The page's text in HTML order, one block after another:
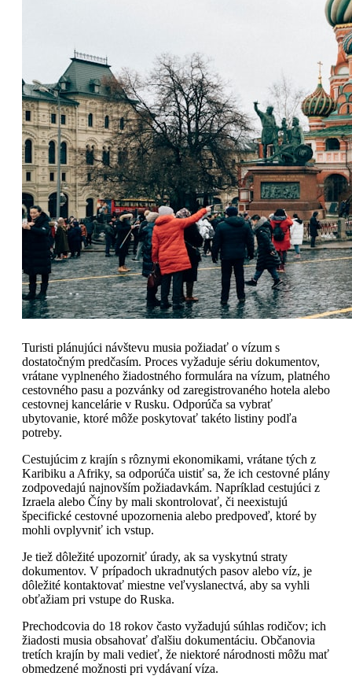
Turisti plánujúci návštevu musia požiadať o vízum s
dostatočným predčasím. Proces vyžaduje sériu dokumentov,
vrátane vyplneného žiadostného formulára na vízum, platného
cestovného pasu a pozvánky od zaregistrovaného hotela alebo
cestovnej kancelárie v Rusku. Odporúča sa vybrať
ubytovanie, ktoré môže poskytovať takéto listiny podľa
potreby.
Cestujúcim z krajín s rôznymi ekonomikami, vrátane tých z
Karibiku a Afriky, sa odporúča uistiť sa, že ich cestovné plány
zodpovedajú najnovším požiadavkám. Napríklad cestujúci z
Izraela alebo Číny by mali skontrolovať, či neexistujú
špecifické cestovné upozornenia alebo predpoveď, ktoré by
mohli ovplyvniť ich vstup.
Je tiež dôležité upozorniť úrady, ak sa vyskytnú straty
dokumentov. V prípadoch ukradnutých pasov alebo víz, je
dôležité kontaktovať miestne veľvyslanectvá, aby sa vyhli
obťažiam pri vstupe do Ruska.
Prechodcovia do 18 rokov často vyžadujú súhlas rodičov; ich
žiadosti musia obsahovať ďalšiu dokumentáciu. Občanovia
tretích krajín by mali vedieť, že niektoré národnosti môžu mať
obmedzené možnosti pri vydávaní víza.